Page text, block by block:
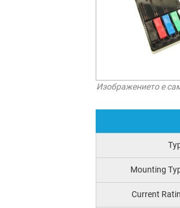
Изображението е
Mounting
Current